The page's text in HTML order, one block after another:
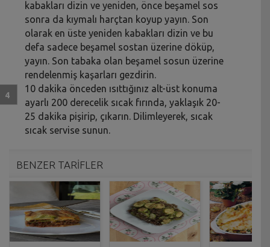
kabakları dizin ve yeniden, önce beşamel sos
sonra da kıymalı harçtan koyup yayın. Son
olarak en üste yeniden kabakları dizin ve bu
defa sadece beşamel sostan üzerine döküp,
yayın. Son tabaka olan beşamel sosun üzerine
rendelenmiş kaşarları gezdirin.
10 dakika önceden ısıttığınız alt-üst konuma
ayarlı 200 derecelik sıcak fırında, yaklaşık 20-
25 dakika pişirip, çıkarın. Dilimleyerek, sıcak
sıcak servise sunun.
BENZER TARİFLER